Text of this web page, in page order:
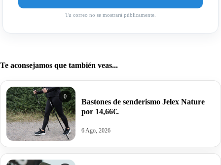
Tu correo no se mostrará públicamente.
Te aconsejamos que también veas...
0
Bastones de senderismo Jelex Nature
por 14,66€.
6 Ago, 2026